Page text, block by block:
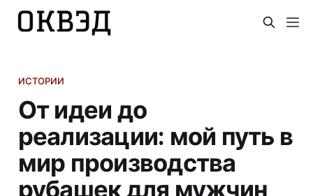
ИСТОРИИ
От идеи до
реализации: мой путь в
мир производства
рубашек для мужчин